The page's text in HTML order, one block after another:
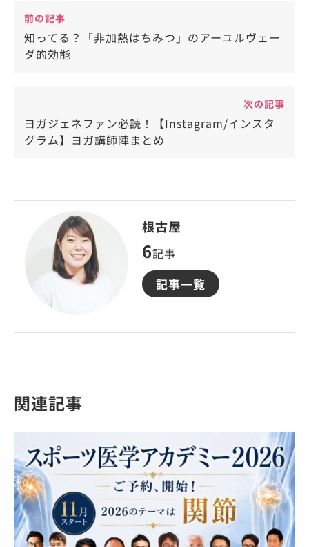
前の記事
知ってる？「非加熱はちみつ」のアーユルヴェー
ダ的効能
次の記事
ヨガジェネファン必読！【Instagram/インスタ
グラム】ヨガ講師陣まとめ
根古屋
6記事
記事一覧
関連記事